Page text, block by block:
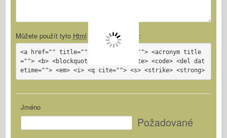
Můžete použít tyto Html značky a atributy:
<a href="" title=""> <abbr title=""> <acronym title
=""> <b> <blockquote cite=""> <cite> <code> <del dat
etime=""> <em> <i> <q cite=""> <s> <strike> <strong>
Jméno
Požadované